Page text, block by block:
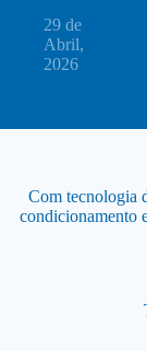
29 de
Abril,
2026
Com tecnologia
condicionamento